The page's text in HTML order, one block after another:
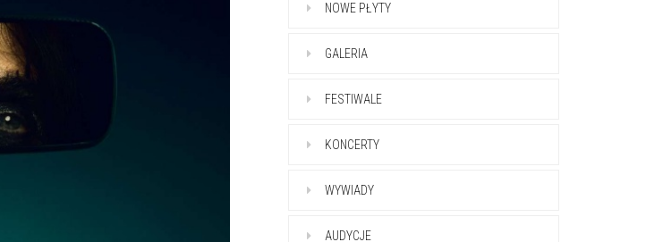
NOWE PŁYTY
GALERIA
FESTIWALE
KONCERTY
WYWIADY
AUDYCJE